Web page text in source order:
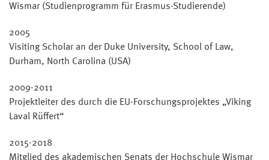
Wismar (Studienprogramm für Erasmus-Studierende)
2005
Visiting Scholar an der Duke University, School of Law,
Durham, North Carolina (USA)
2009-2011
Projektleiter des durch die EU-Forschungsprojektes „Viking
Laval Rüffert“
2015-2018
Mitglied des akademischen Senats der Hochschule Wismar